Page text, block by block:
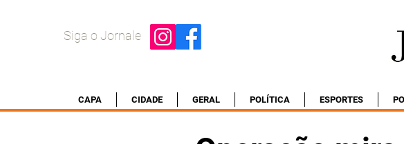
Siga o Jornale
CAPA CIDADE GERAL POLÍTICA ESPORTES